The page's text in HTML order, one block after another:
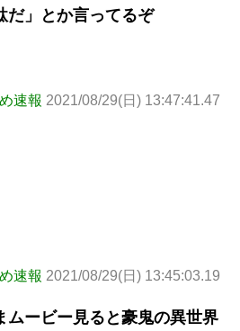
だ」とか言ってるぞ
速報 2021/08/29(日) 13:47:41.47
速報 2021/08/29(日) 13:45:03.19
ムービー見ると豪鬼の異世界